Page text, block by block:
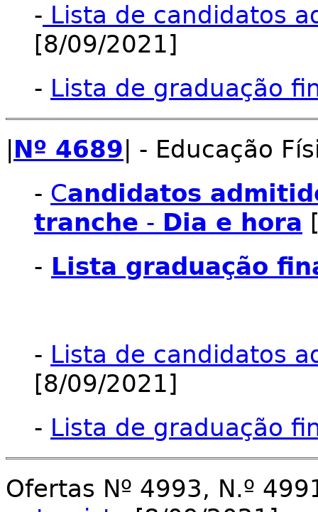
- Lista de candidatos
[8/09/2021]
- Lista de graduação
Nº 4689 | - Educação
- Candidatos
tranche - Dia e hora
- Lista graduação
- Lista de candidatos
[8/09/2021]
- Lista de graduação
Ofertas Nº 4993, N.º